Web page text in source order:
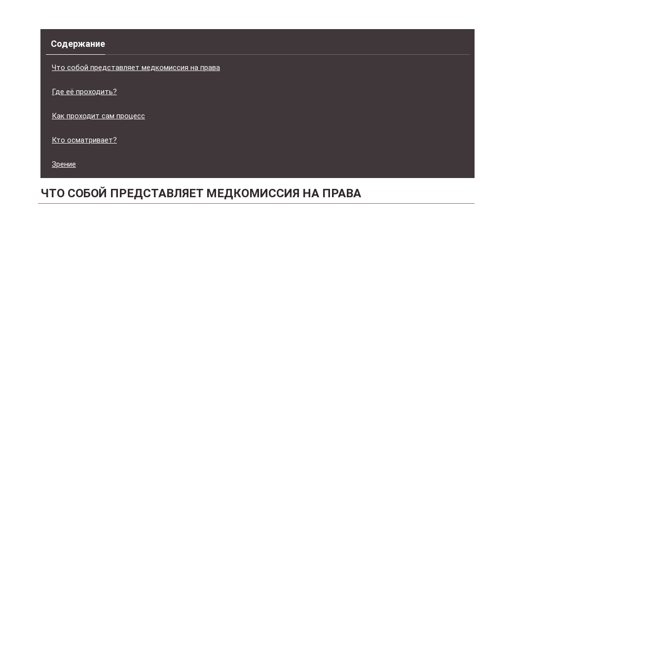
Содержание
Что собой представляет медкомиссия на права
Где её проходить?
Как проходит сам процесс
Кто осматривает?
Зрение
ЧТО СОБОЙ ПРЕДСТАВЛЯЕТ МЕДКОМИССИЯ НА ПРАВА